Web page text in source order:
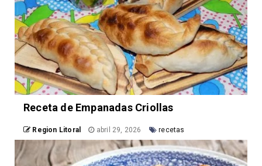
Receta de Empanadas Criollas
Region Litoral abril 29, 2026 recetas